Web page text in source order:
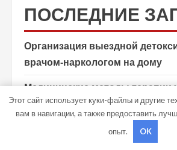
ПОСЛЕДНИЕ
Организация выездной
врачом-наркологом на дому
Медицинские методы терапии
алкоголизма
Обустройство системы
Этот сайт использует куки-файлы и другие
вам в навигации, а также предоставить
опыт.
OK